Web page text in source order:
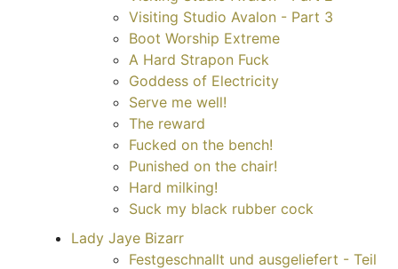
Visiting Studio Avalon - Part 3
Boot Worship Extreme
A Hard Strapon Fuck
Goddess of Electricity
Serve me well!
The reward
Fucked on the bench!
Punished on the chair!
Hard milking!
Suck my black rubber cock
Lady Jaye Bizarr
Festgeschnallt und ausgeliefert - Teil